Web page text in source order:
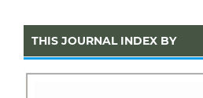
THIS JOURNAL INDEX BY